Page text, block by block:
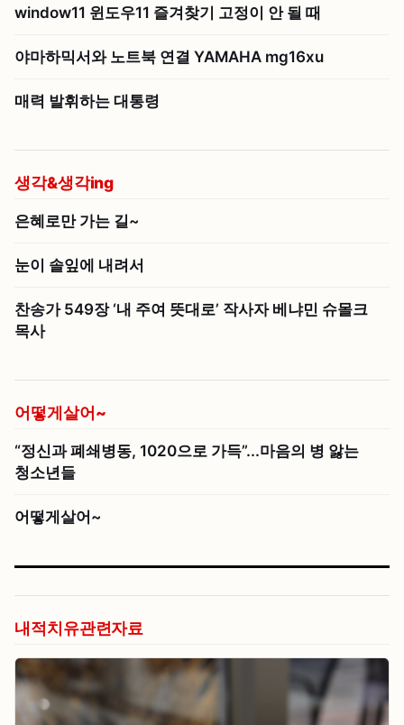
window11 윈도우11 즐겨찾기 고정이 안 될 때
야마하믹서와 노트북 연결 YAMAHA mg16xu
매력 발휘하는 대통령
생각&생각ing
은혜로만 가는 길~
눈이 솔잎에 내려서
찬송가 549장 ‘내 주여 뜻대로’ 작사자 베냐민 슈몰크
목사
어떻게살어~
“정신과 폐쇄병동, 1020으로 가득”...마음의 병 앓는
청소년들
어떻게살어~
내적치유관련자료